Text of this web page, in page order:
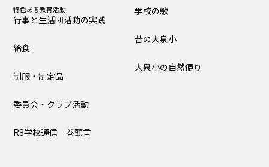
大泉小の自然便り
特色ある教育活動
行事と生活団活動の実践
給食
制服・制定品
委員会・クラブ活動
R8学校通信 巻頭言
学校の歌
昔の大泉小
大泉小の自然便り